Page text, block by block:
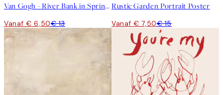
Van Gogh - River Bank in Springtime Poster
Vanaf € 6,50€ 13
Rustic Garden Portrait Poster
Vanaf € 7,50€ 15